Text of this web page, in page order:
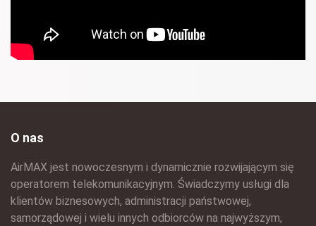
O nas
AirMAX jest nowoczesnym i dynamicznie rozwijającym się
operatorem telekomunikacyjnym. Świadczymy usługi dla
klientów biznesowych, administracji państwowej,
samorządowej i wielu innych odbiorców na najwyższym,